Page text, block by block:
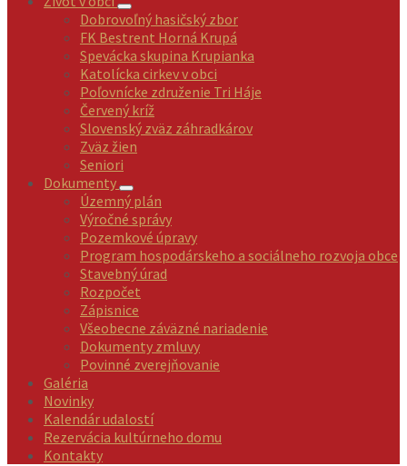
Dobrovoľný hasičský zbor
FK Bestrent Horná Krupá
Spevácka skupina Krupianka
Katolícka cirkev v obci
Poľovnícke združenie Tri Háje
Červený kríž
Slovenský zväz záhradkárov
Zväz žien
Seniori
Dokumenty
Územný plán
Výročné správy
Pozemkové úpravy
Program hospodárskeho a sociálneho rozvoja obce
Stavebný úrad
Rozpočet
Zápisnice
Všeobecne záväzné nariadenie
Dokumenty zmluvy
Povinné zverejňovanie
Galéria
Novinky
Kalendár udalostí
Rezervácia kultúrneho domu
Kontakty